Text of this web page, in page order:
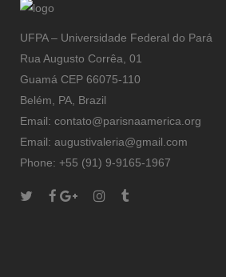
UFPA – Universidade Federal do Pará
Rua Augusto Corrêa, 01
Guamá CEP 66075-110
Belém, PA, Brazil
Email: contato@parisnaamerica.org
Email: augustivaleria@gmail.com
Phone: +55 (91) 9-9165-1967